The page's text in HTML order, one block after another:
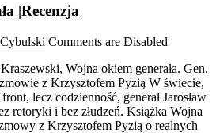
|Recenzja
Comments are Disabled
Wojna okiem generała. Gen.
z Krzysztofem Pyzią W świecie,
lecz codzienność, generał Jarosław
retoryki i bez złudzeń. Książka Wojna
z Krzysztofem Pyzią o realnych